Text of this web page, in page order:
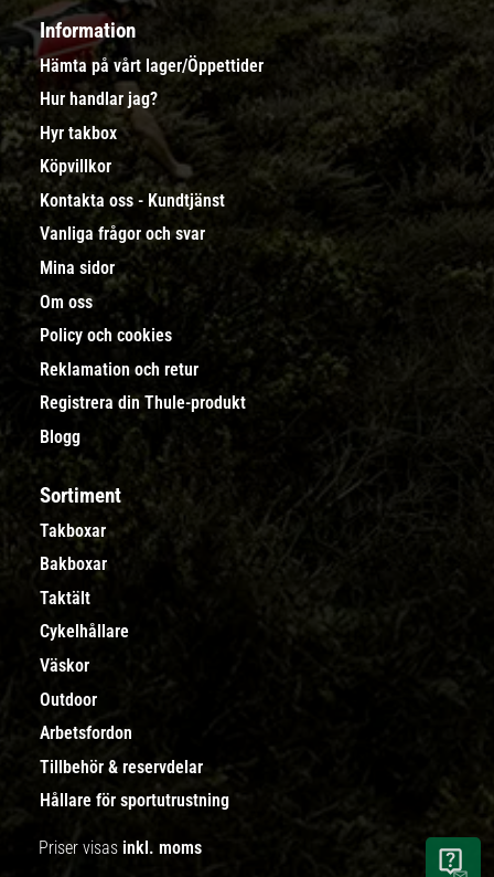
Information
Hämta på vårt lager/Öppettider
Hur handlar jag?
Hyr takbox
Köpvillkor
Kontakta oss - Kundtjänst
Vanliga frågor och svar
Mina sidor
Om oss
Policy och cookies
Reklamation och retur
Registrera din Thule-produkt
Blogg
Sortiment
Takboxar
Bakboxar
Taktält
Cykelhållare
Väskor
Outdoor
Arbetsfordon
Tillbehör & reservdelar
Hållare för sportutrustning
Priser visas inkl. moms